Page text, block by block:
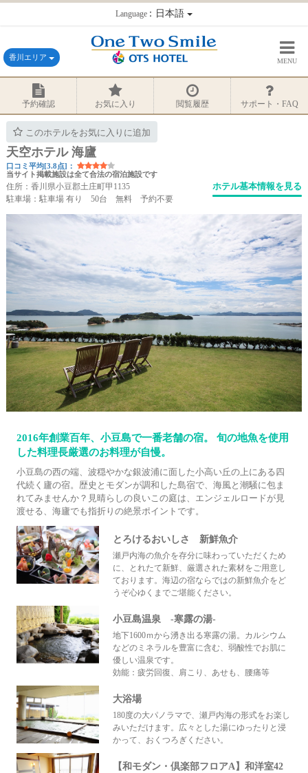
Language：日本語
香川エリア MENU
予約確認 お気に入り 閲覧履歴 サポート・FAQ
このホテルをお気に入りに追加
天空ホテル 海廬
口コミ平均[3.8点]：
当サイト掲載施設は全て合法の宿泊施設です
住所：香川県小豆郡土庄町甲1135
駐車場：駐車場 有り 50台 無料 予約不要
ホテル基本情報を見る
2016年創業百年、小豆島で一番老舗の宿。 旬の地魚を使用
した料理長厳選のお料理が自慢。
小豆島の西の端、波穏やかな銀波浦に面した小高い丘の上にある四
代続く廬の宿。歴史とモダンが調和した島宿で、海風と潮騒に包ま
れてみませんか？見晴らしの良いこの庭は、エンジェルロードが見
渡せる、海廬でも指折りの絶景ポイントです。
とろけるおいしさ 新鮮魚介
瀬戸内海の魚介を存分に味わっていただくため
に、とれたて新鮮、厳選された素材をご用意し
ております。海辺の宿ならではの新鮮魚介をど
うぞ心ゆくまでご堪能ください。
小豆島温泉 -寒露の湯-
地下1600ｍから湧き出る寒露の湯。カルシウム
などのミネラルを豊富に含む、弱酸性でお肌に
優しい温泉です。
効能：疲労回復、肩こり、あせも、腰痛等
大浴場
180度の大パノラマで、瀬戸内海の形式をお楽し
みいただけます。広々とした湯にゆったりと浸
かって、おくつろぎください。
【和モダン・倶楽部フロアA】和洋室42